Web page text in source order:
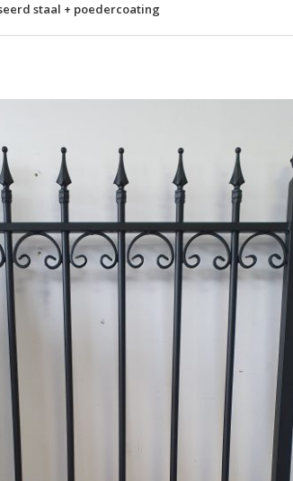
staal + poedercoating